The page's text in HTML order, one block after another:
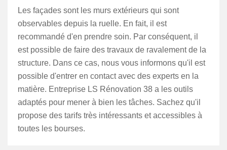
Les façades sont les murs extérieurs qui sont
observables depuis la ruelle. En fait, il est
recommandé d'en prendre soin. Par conséquent, il
est possible de faire des travaux de ravalement de la
structure. Dans ce cas, nous vous informons qu'il est
possible d'entrer en contact avec des experts en la
matière. Entreprise LS Rénovation 38 a les outils
adaptés pour mener à bien les tâches. Sachez qu'il
propose des tarifs très intéressants et accessibles à
toutes les bourses.